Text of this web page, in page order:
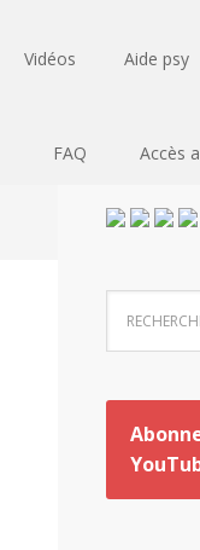
Vidéos Aide psy
FAQ Accès